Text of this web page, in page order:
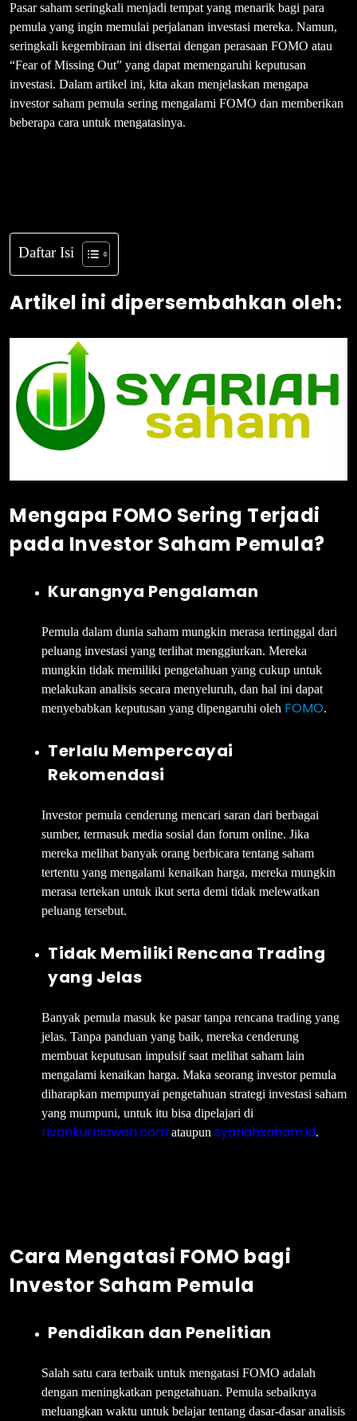
Pasar saham seringkali menjadi tempat yang menarik bagi para
pemula yang ingin memulai perjalanan investasi mereka. Namun,
seringkali kegembiraan ini disertai dengan perasaan FOMO atau
“Fear of Missing Out” yang dapat memengaruhi keputusan
investasi. Dalam artikel ini, kita akan menjelaskan mengapa
investor saham pemula sering mengalami FOMO dan memberikan
beberapa cara untuk mengatasinya.
Daftar Isi
Artikel ini dipersembahkan oleh:
Mengapa FOMO Sering Terjadi
pada Investor Saham Pemula?
Kurangnya Pengalaman
Pemula dalam dunia saham mungkin merasa tertinggal dari
peluang investasi yang terlihat menggiurkan. Mereka
mungkin tidak memiliki pengetahuan yang cukup untuk
melakukan analisis secara menyeluruh, dan hal ini dapat
menyebabkan keputusan yang dipengaruhi oleh FOMO.
Terlalu Mempercayai
Rekomendasi
Investor pemula cenderung mencari saran dari berbagai
sumber, termasuk media sosial dan forum online. Jika
mereka melihat banyak orang berbicara tentang saham
tertentu yang mengalami kenaikan harga, mereka mungkin
merasa tertekan untuk ikut serta demi tidak melewatkan
peluang tersebut.
Tidak Memiliki Rencana Trading
yang Jelas
Banyak pemula masuk ke pasar tanpa rencana trading yang
jelas. Tanpa panduan yang baik, mereka cenderung
membuat keputusan impulsif saat melihat saham lain
mengalami kenaikan harga. Maka seorang investor pemula
diharapkan mempunyai pengetahuan strategi investasi saham
yang mumpuni, untuk itu bisa dipelajari di
rivankurniawan.com ataupun syariahsaham.id.
Cara Mengatasi FOMO bagi
Investor Saham Pemula
Pendidikan dan Penelitian
Salah satu cara terbaik untuk mengatasi FOMO adalah
dengan meningkatkan pengetahuan. Pemula sebaiknya
meluangkan waktu untuk belajar tentang dasar-dasar analisis